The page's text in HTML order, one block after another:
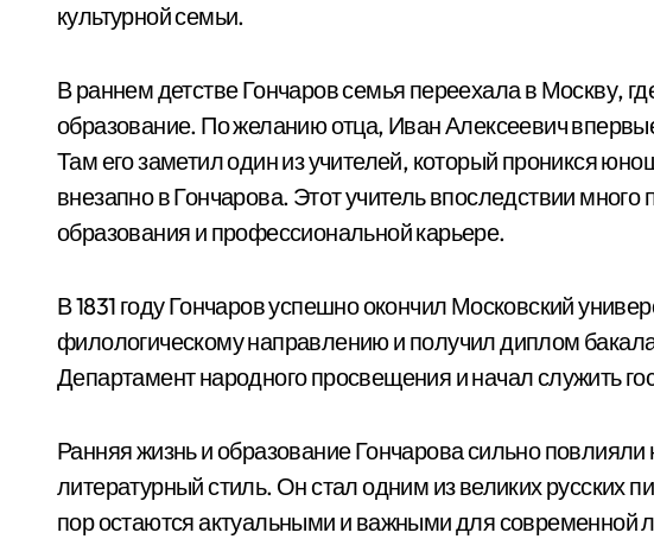
культурной семьи.
В раннем детстве Гончаров семья переехала в Москву,
образование. По желанию отца, Иван Алексеевич
Там его заметил один из учителей, который проникся
внезапно в Гончарова. Этот учитель впоследствии
образования и профессиональной карьере.
В 1831 году Гончаров успешно окончил Московский
филологическому направлению и получил диплом
Департамент народного просвещения и начал служить
Ранняя жизнь и образование Гончарова сильно
литературный стиль. Он стал одним из великих русских
пор остаются актуальными и важными для современной